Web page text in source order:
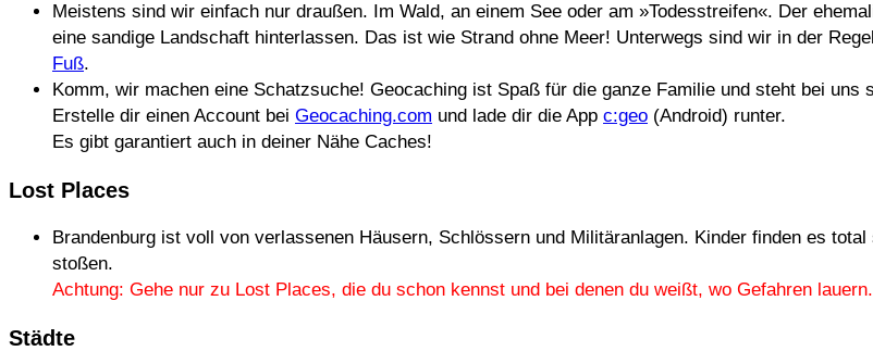
Meistens sind wir einfach nur draußen. Im Wald, an einem See oder am »Todesstreifen«. Der
eine sandige Landschaft hinterlassen. Das ist wie Strand ohne Meer! Unterwegs sind wir in der
Fuß.
Komm, wir machen eine Schatzsuche! Geocaching ist Spaß für die ganze Familie und steht bei uns
Erstelle dir einen Account bei Geocaching.com und lade dir die App c:geo (Android) runter.
Es gibt garantiert auch in deiner Nähe Caches!
Lost Places
Brandenburg ist voll von verlassenen Häusern, Schlössern und Militäranlagen. Kinder finden es
stoßen.
Achtung: Gehe nur zu Lost Places, die du schon kennst und bei denen du weißt, wo Gefahren lauern.
Städte